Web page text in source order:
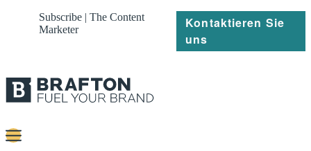
Subscribe | The Content
Marketer
Kontaktieren Sie
uns